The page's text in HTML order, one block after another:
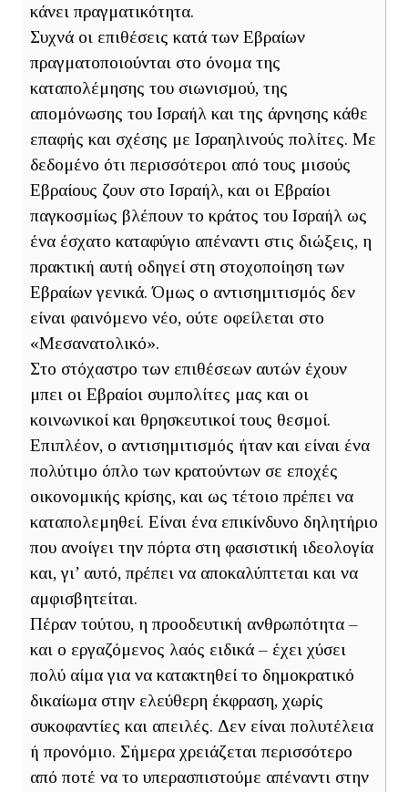
κάνει πραγματικότητα.
Συχνά οι επιθέσεις κατά των Εβραίων
πραγματοποιούνται στο όνομα της
καταπολέμησης του σιωνισμού, της
απομόνωσης του Ισραήλ και της άρνησης κάθε
επαφής και σχέσης με Ισραηλινούς πολίτες. Με
δεδομένο ότι περισσότεροι από τους μισούς
Εβραίους ζουν στο Ισραήλ, και οι Εβραίοι
παγκοσμίως βλέπουν το κράτος του Ισραήλ ως
ένα έσχατο καταφύγιο απέναντι στις διώξεις, η
πρακτική αυτή οδηγεί στη στοχοποίηση των
Εβραίων γενικά. Όμως ο αντισημιτισμός δεν
είναι φαινόμενο νέο, ούτε οφείλεται στο
«Μεσανατολικό».
Στο στόχαστρο των επιθέσεων αυτών έχουν
μπει οι Εβραίοι συμπολίτες μας και οι
κοινωνικοί και θρησκευτικοί τους θεσμοί.
Επιπλέον, ο αντισημιτισμός ήταν και είναι ένα
πολύτιμο όπλο των κρατούντων σε εποχές
οικονομικής κρίσης, και ως τέτοιο πρέπει να
καταπολεμηθεί. Είναι ένα επικίνδυνο δηλητήριο
που ανοίγει την πόρτα στη φασιστική ιδεολογία
και, γι’ αυτό, πρέπει να αποκαλύπτεται και να
αμφισβητείται.
Πέραν τούτου, η προοδευτική ανθρωπότητα –
και ο εργαζόμενος λαός ειδικά – έχει χύσει
πολύ αίμα για να κατακτηθεί το δημοκρατικό
δικαίωμα στην ελεύθερη έκφραση, χωρίς
συκοφαντίες και απειλές. Δεν είναι πολυτέλεια
ή προνόμιο. Σήμερα χρειάζεται περισσότερο
από ποτέ να το υπερασπιστούμε απέναντι στην